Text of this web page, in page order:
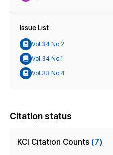
Issue List
Vol.34 No.2
Vol.34 No.1
Vol.33 No.4
Citation status
KCI Citation Counts (7)